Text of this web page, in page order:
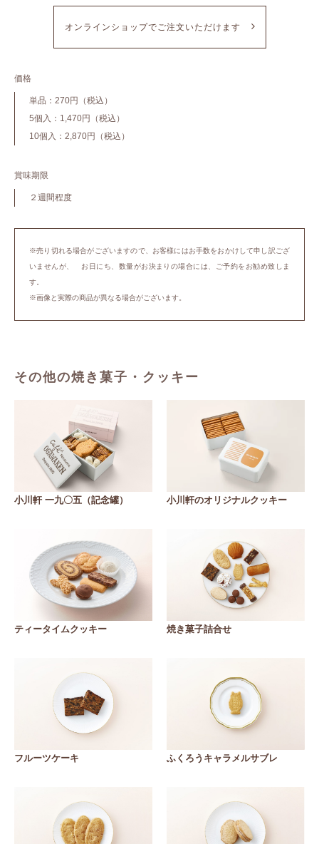
オンラインショップでご注文いただけます
価格
単品：270円（税込）
5個入：1,470円（税込）
10個入：2,870円（税込）
賞味期限
２週間程度
※売り切れる場合がございますので、お客様にはお手数をおかけして申し訳ござ
いませんが、 お日にち、数量がお決まりの場合には、ご予約をお勧め致しま
す。
※画像と実際の商品が異なる場合がございます。
その他の焼き菓子・クッキー
小川軒 一九〇五（記念罐） 小川軒のオリジナルクッキー
ティータイムクッキー 焼き菓子詰合せ
フルーツケーキ ふくろうキャラメルサブレ